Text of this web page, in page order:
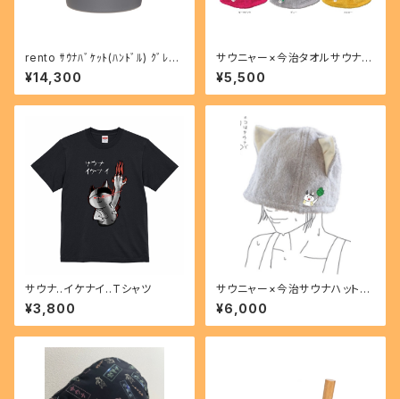
rento ｻｳﾅﾊﾞｹｯﾄ(ﾊﾝﾄﾞﾙ) ｸﾞﾚｰ
601176
¥14,300
サウニャー×今治タオルサウナハ
ット
¥5,500
サウナ..イケナイ..Tシャツ
¥3,800
サウニャー×今治サウナハット猫
耳
¥6,000